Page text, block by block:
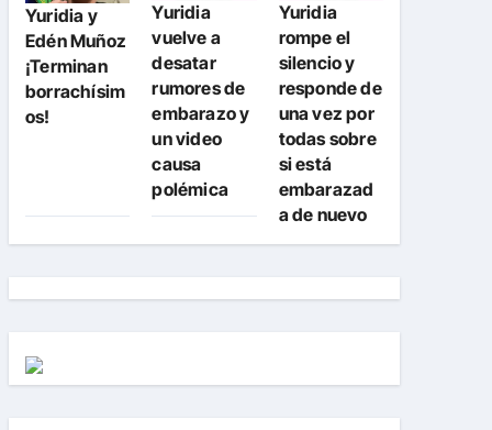
Yuridia y
Edén Muñoz
¡Terminan
borrachísim
os!
Yuridia
vuelve a
desatar
rumores de
embarazo y
un video
causa
polémica
Yuridia
rompe el
silencio y
responde de
una vez por
todas sobre
si está
embarazad
a de nuevo